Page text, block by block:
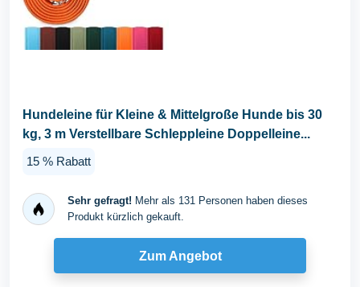
Hundeleine für Kleine & Mittelgroße Hunde bis 30
kg, 3 m Verstellbare Schleppleine Doppelleine...
15 % Rabatt
Sehr gefragt! Mehr als 131 Personen haben dieses
Produkt kürzlich gekauft.
Zum Angebot